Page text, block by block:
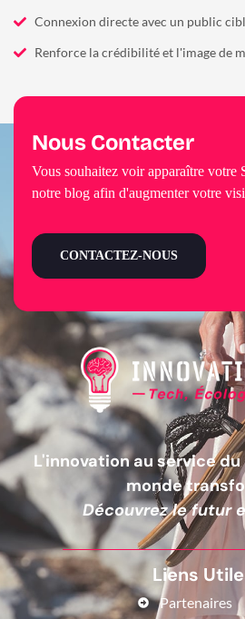
Connexion directe avec un public
Renforce la crédibilité et l'image de
L'innovation au service
monde
Découvrez le futur
Liens
Partenaires
Nous Contacter
Vous souhaitez voir apparaître votre
notre blog afin d'augmenter votre
CONTACTEZ-NOUS